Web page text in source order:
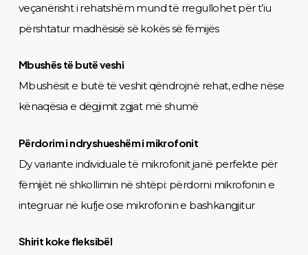
veçanërisht i rehatshëm mund të rregullohet për t’iu
përshtatur madhësisë së kokës së fëmijës
Mbushës të butë veshi
Mbushësit e butë të veshit qëndrojnë rehat, edhe nëse
kënaqësia e dëgjimit zgjat më shumë
Përdorim i ndryshueshëm i mikrofonit
Dy variante individuale të mikrofonit janë perfekte për
fëmijët në shkollimin në shtëpi: përdorni mikrofonin e
integruar në kufje ose mikrofonin e bashkangjitur
Shirit koke fleksibël